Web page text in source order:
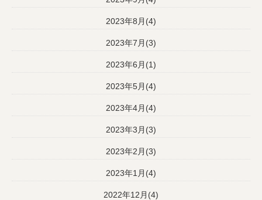
2023年8月(4)
2023年7月(3)
2023年6月(1)
2023年5月(4)
2023年4月(4)
2023年3月(3)
2023年2月(3)
2023年1月(4)
2022年12月(4)